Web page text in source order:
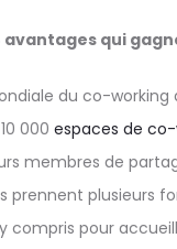
qui
du co-
000 espaces de
membres de
prennent plusieurs
compris pour